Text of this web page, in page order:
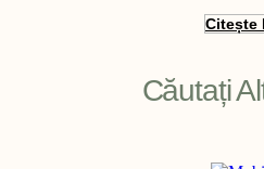
Citește
Căutați